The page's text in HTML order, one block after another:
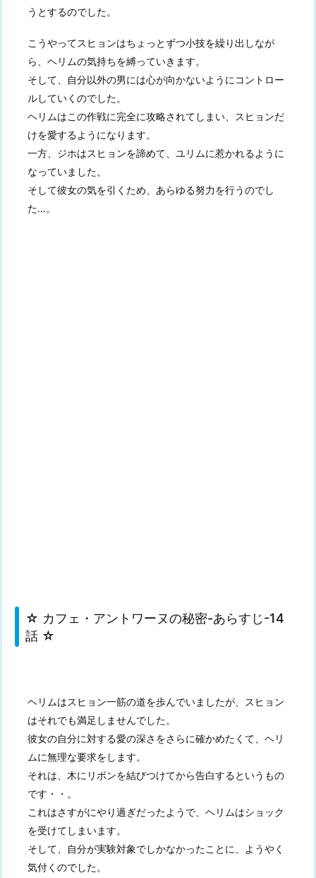
うとするのでした。
こうやってスヒョンはちょっとずつ小技を繰り出しなが
ら、ヘリムの気持ちを縛っていきます。
そして、自分以外の男には心が向かないようにコントロー
ルしていくのでした。
ヘリムはこの作戦に完全に攻略されてしまい、スヒョンだ
けを愛するようになります。
一方、ジホはスヒョンを諦めて、ユリムに惹かれるように
なっていました。
そして彼女の気を引くため、あらゆる努力を行うのでし
た…。
☆ カフェ・アントワーヌの秘密-あらすじ-14
話 ☆
ヘリムはスヒョン一筋の道を歩んでいましたが、スヒョン
はそれでも満足しませんでした。
彼女の自分に対する愛の深さをさらに確かめたくて、ヘリ
ムに無理な要求をします。
それは、木にリボンを結びつけてから告白するというもの
です・・。
これはさすがにやり過ぎだったようで、ヘリムはショック
を受けてしまいます。
そして、自分が実験対象でしかなかったことに、ようやく
気付くのでした。